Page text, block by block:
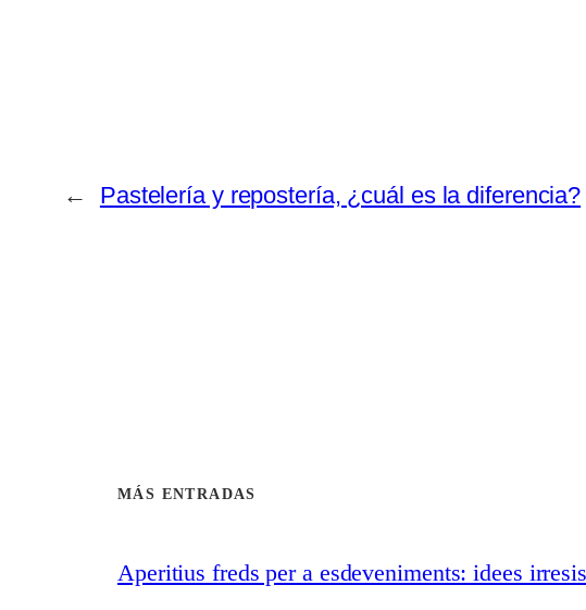
← Pastelería y repostería, ¿cuál es la diferencia?
MÁS ENTRADAS
Aperitius freds per a esdeveniments: idees